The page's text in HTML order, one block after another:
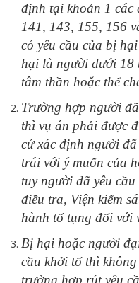
định tại khoản 1 các
141, 143, 155, 156
có yêu cầu của bị
hại là người dưới 18
tâm thần hoặc thể
Trường hợp người
thì vụ án phải được
cứ xác định người
trái với ý muốn của
tuy người đã yêu
điều tra, Viện kiểm
hành tố tụng đối với
Bị hại hoặc người
cầu khởi tố thì